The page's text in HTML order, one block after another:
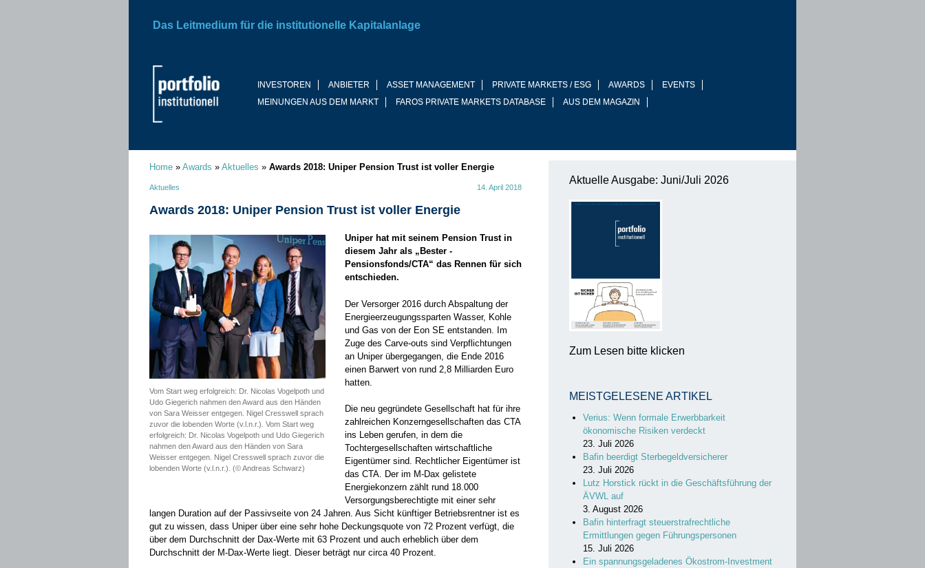
INVESTOREN ANBIETER ASSET MANAGEMENT PRIVATE MARKETS / ESG AWARDS
EVENTS
MEINUNGEN AUS DEM MARKT
FAROS PRIVATE MARKETS DATABASE AUS DEM MAGAZIN
Das Leitmedium für die institutionelle Kapitalanlage
Home » Awards » Aktuelles » Awards 2018: Uniper Pension Trust ist voller Energie
Aktuelles 14. April 2018
Awards 2018: Uniper Pension Trust ist voller Energie
Vom Start weg erfolgreich: Dr. Nicolas Vogelpoth und
Udo Giegerich nahmen den Award aus den Händen
von Sara Weisser entgegen. Nigel Cresswell sprach
zuvor die lobenden Worte (v.l.n.r.). Vom Start weg
erfolgreich: Dr. Nicolas Vogelpoth und Udo Giegerich
nahmen den Award aus den Händen von Sara
Weisser entgegen. Nigel Cresswell sprach zuvor die
lobenden Worte (v.l.n.r.). (© Andreas Schwarz)
Uniper hat mit seinem Pension Trust in
diesem Jahr als „Bester ­
Pensionsfonds/CTA“ das Rennen für sich
entschieden.
Der Versorger 2016 durch Abspaltung der
Energieerzeugungssparten Wasser, Kohle
und Gas von der Eon SE entstanden. Im
Zuge des Carve-outs sind Verpflichtungen
an Uniper übergegangen, die Ende 2016
einen Barwert von rund 2,8 Milliarden Euro
hatten.
Die neu gegründete Gesellschaft hat für ihre
zahlreichen Konzern­gesellschaften das CTA
ins Leben gerufen, in dem die
Tochtergesellschaften wirtschaftliche
Eigentümer sind. Rechtlicher Eigentümer ist
das CTA. Der im M-Dax gelistete
Energiekonzern zählt rund 18.000
Versorgungsberechtigte mit einer sehr
langen Duration auf der ­Passivseite von 24 Jahren. Aus Sicht künftiger Betriebsrentner ist es
gut zu wissen, dass Uniper über eine sehr hohe Deckungsquote von 72 Prozent verfügt, die
über dem Durchschnitt der Dax-Werte mit 63 Prozent und auch erheblich über dem
Durchschnitt der M-Dax-Werte liegt. Dieser beträgt nur circa 40 Prozent.
Aktuelle Ausgabe: Juni/Juli 2026
Zum Lesen bitte klicken
MEISTGELESENE ARTIKEL
Verius: Wenn formale Erwerbbarkeit
ökonomische Risiken verdeckt
23. Juli 2026
Bafin beerdigt Sterbegeldversicherer
23. Juli 2026
Lutz Horstick rückt in die Geschäftsführung der
ÄVWL auf
3. August 2026
Bafin hinterfragt steuerstrafrechtliche
Ermittlungen gegen Führungspersonen
15. Juli 2026
Ein spannungsgeladenes Ökostrom-Investment